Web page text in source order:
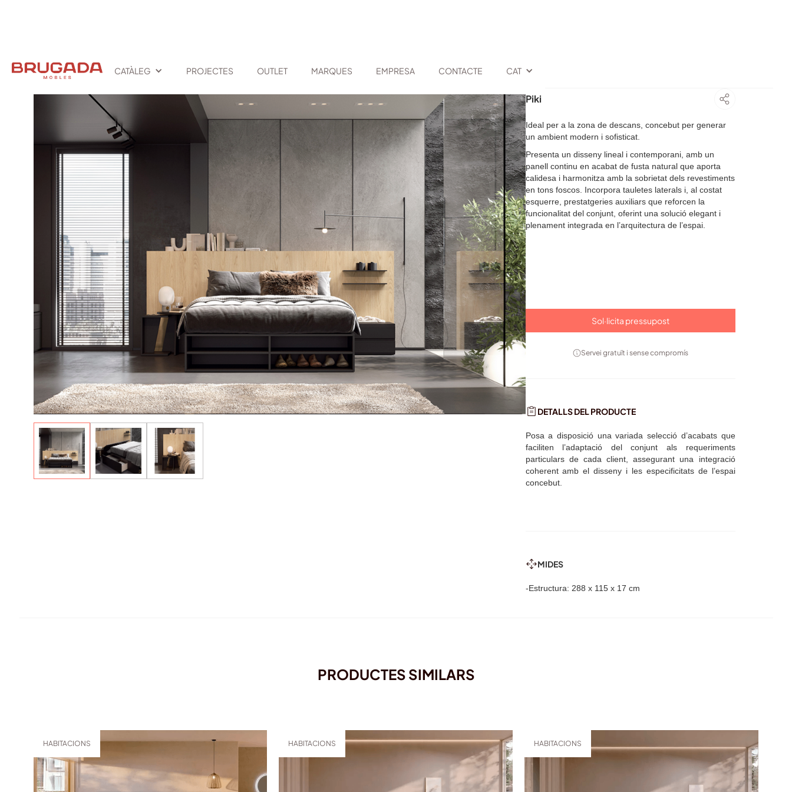
CATÀLEG PROJECTES OUTLET MARQUES EMPRESA CONTACTE CAT
INICI/ TEXT LINK/PIKI
Piki
Ideal per a la zona de descans, concebut per generar
un ambient modern i sofisticat.
Presenta un disseny lineal i contemporani, amb un
panell continu en acabat de fusta natural que aporta
calidesa i harmonitza amb la sobrietat dels revestiments
en tons foscos. Incorpora tauletes laterals i, al costat
esquerre, prestatgeries auxiliars que reforcen la
funcionalitat del conjunt, oferint una solució elegant i
plenament integrada en l’arquitectura de l’espai.
Sol·licita pressupost
Servei gratuït i sense compromís
DETALLS DEL PRODUCTE
Posa a disposició una variada selecció d’acabats que
faciliten l’adaptació del conjunt als requeriments
particulars de cada client, assegurant una integració
coherent amb el disseny i les especificitats de l’espai
concebut.
MIDES
-Estructura: 288 x 115 x 17 cm
PRODUCTES SIMILARS
HABITACIONS HABITACIONS HABITACIONS